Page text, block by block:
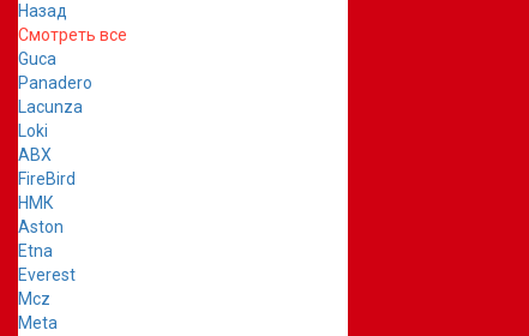
Назад
Смотреть все
Guca
Panadero
Lacunza
Loki
ABX
FireBird
НМК
Aston
Etna
Everest
Mcz
Meta